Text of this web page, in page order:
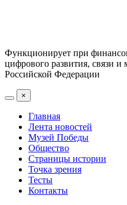
Функционирует при
цифрового развития, связи
Российской Федерации
×
Главная
Лента новостей
Музей Победы
Общество
Страницы истории
Точка зрения
Тесты
Контакты